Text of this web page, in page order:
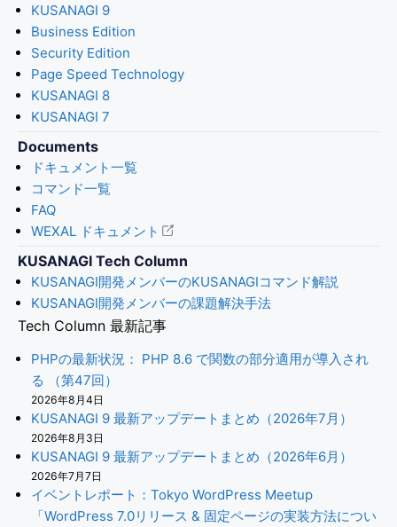
KUSANAGI 9
Business Edition
Security Edition
Page Speed Technology
KUSANAGI 8
KUSANAGI 7
Documents
ドキュメント一覧
コマンド一覧
FAQ
WEXAL ドキュメント
KUSANAGI Tech Column
KUSANAGI開発メンバーのKUSANAGIコマンド解説
KUSANAGI開発メンバーの課題解決手法
Tech Column 最新記事
PHPの最新状況： PHP 8.6 で関数の部分適用が導入され
る （第47回）
2026年8月4日
KUSANAGI 9 最新アップデートまとめ（2026年7月）
2026年8月3日
KUSANAGI 9 最新アップデートまとめ（2026年6月）
2026年7月7日
イベントレポート：Tokyo WordPress Meetup
「WordPress 7.0リリース & 固定ページの実装方法につい